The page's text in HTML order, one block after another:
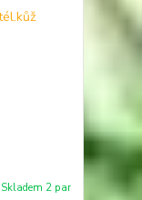
Skladem 2 par